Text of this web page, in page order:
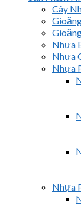
Cây
Nhựa
Nhựa
Nhựa
Nhựa